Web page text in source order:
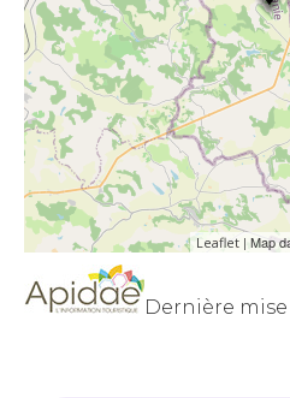
Leaflet | Map
Dernière mise